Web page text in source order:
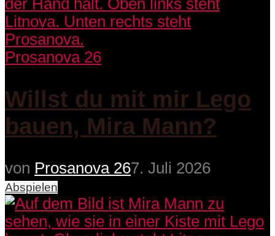
Prosanova 26
Willst du mit mir Lego
bauen, Mira Mann?
von Prosanova 267. Juli 2026
Abspielen